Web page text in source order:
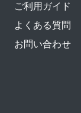
ご利用ガイド
よくある質問
お問い合わせ